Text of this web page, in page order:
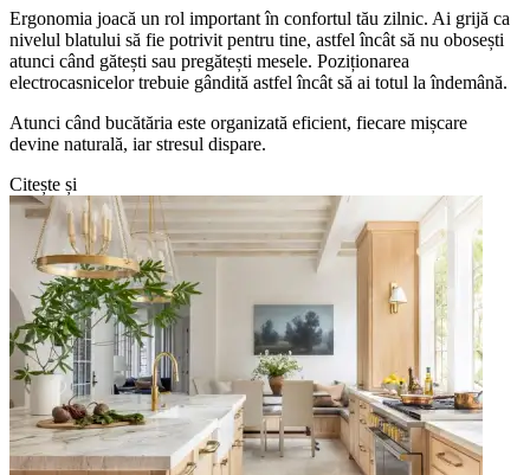
Ergonomia joacă un rol important în confortul tău zilnic. Ai grijă ca
nivelul blatului să fie potrivit pentru tine, astfel încât să nu obosești
atunci când gătești sau pregătești mesele. Poziționarea
electrocasnicelor trebuie gândită astfel încât să ai totul la îndemână.
Atunci când bucătăria este organizată eficient, fiecare mișcare
devine naturală, iar stresul dispare.
Citește și